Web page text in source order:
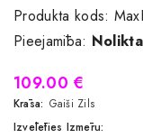
Produkta kods:
Pieejamība:
109.00 €
Krāsa: Gaiši Zils
Izvēlēties Izmēru: